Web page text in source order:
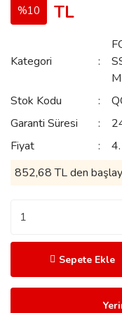
%10
TL
Kategori
Stok Kodu
Garanti Süresi
Fiyat
852,68 TL den
Sepete Ekle